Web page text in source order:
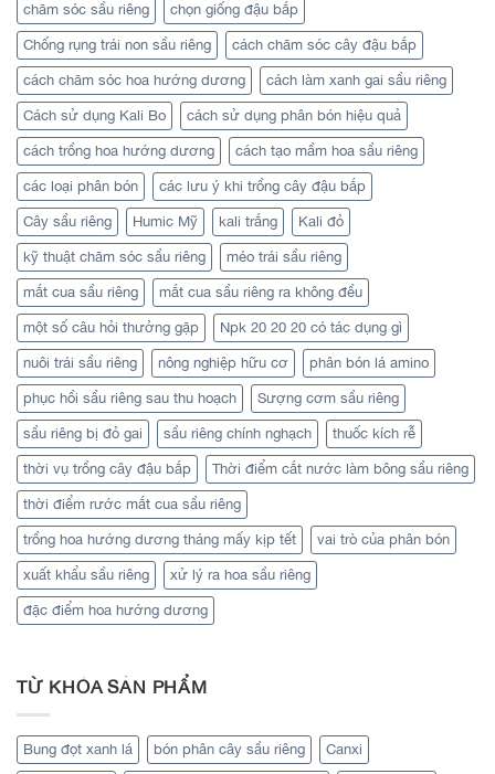
chăm sóc sầu riêng chọn giống đậu bắp
Chống rụng trái non sầu riêng cách chăm sóc cây đậu bắp
cách chăm sóc hoa hướng dương cách làm xanh gai sầu riêng
Cách sử dụng Kali Bo cách sử dụng phân bón hiệu quả
cách trồng hoa hướng dương cách tạo mầm hoa sầu riêng
các loại phân bón các lưu ý khi trồng cây đậu bắp
Cây sầu riêng Humic Mỹ kali trắng Kali đỏ
kỹ thuật chăm sóc sầu riêng méo trái sầu riêng
mắt cua sầu riêng mắt cua sầu riêng ra không đều
một số câu hỏi thưởng gặp Npk 20 20 20 có tác dụng gì
nuôi trái sầu riêng nông nghiệp hữu cơ phân bón lá amino
phục hồi sầu riêng sau thu hoạch Sượng cơm sầu riêng
sầu riêng bị đỏ gai sầu riêng chính nghạch thuốc kích rễ
thời vụ trồng cây đậu bắp Thời điểm cắt nước làm bông sầu riêng
thời điểm rước mắt cua sầu riêng
trồng hoa hướng dương tháng mấy kịp tết vai trò của phân bón
xuất khẩu sầu riêng xử lý ra hoa sầu riêng
đặc điểm hoa hướng dương
TỪ KHÓA SẢN PHẨM
Bung đọt xanh lá bón phân cây sầu riêng Canxi